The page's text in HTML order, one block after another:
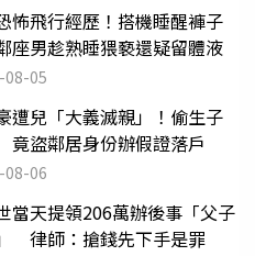
怖飛行經歷！搭機睡醒褲子
男趁熟睡猥褻還疑留體液
08-05
遭兒「大義滅親」！偷生子
盜鄰居身份辦假證落戶
08-06
當天提領206萬辦後事「父子
律師：搶錢先下手是罪